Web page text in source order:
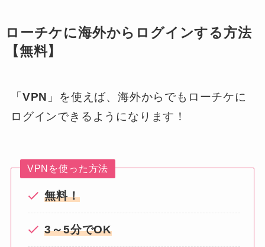
ローチケに海外からログインする方法
【無料】
「 VPN 」を使えば、海外からでもローチケに
ログインできるようになります！
VPNを使った方法
無料！
3～5分でOK